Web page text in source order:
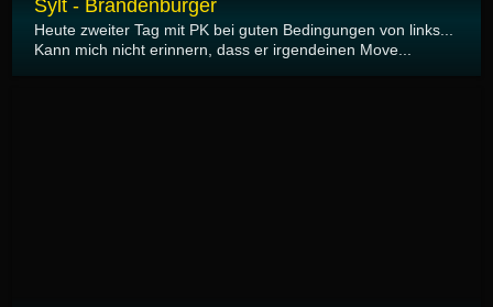
Sylt - Brandenburger
Heute zweiter Tag mit PK bei guten Bedingungen von links...
Kann mich nicht erinnern, dass er irgendeinen Move...